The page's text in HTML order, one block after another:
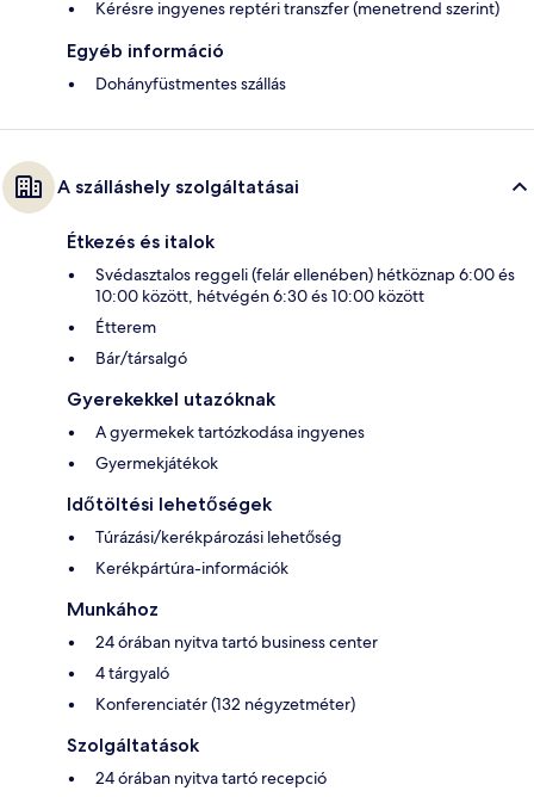
Kérésre ingyenes reptéri transzfer (menetrend szerint)
Egyéb információ
Dohányfüstmentes szállás
A szálláshely szolgáltatásai
Étkezés és italok
Svédasztalos reggeli (felár ellenében) hétköznap 6:00 és
10:00 között, hétvégén 6:30 és 10:00 között
Étterem
Bár/társalgó
Gyerekekkel utazóknak
A gyermekek tartózkodása ingyenes
Gyermekjátékok
Időtöltési lehetőségek
Túrázási/kerékpározási lehetőség
Kerékpártúra-információk
Munkához
24 órában nyitva tartó business center
4 tárgyaló
Konferenciatér (132 négyzetméter)
Szolgáltatások
24 órában nyitva tartó recepció